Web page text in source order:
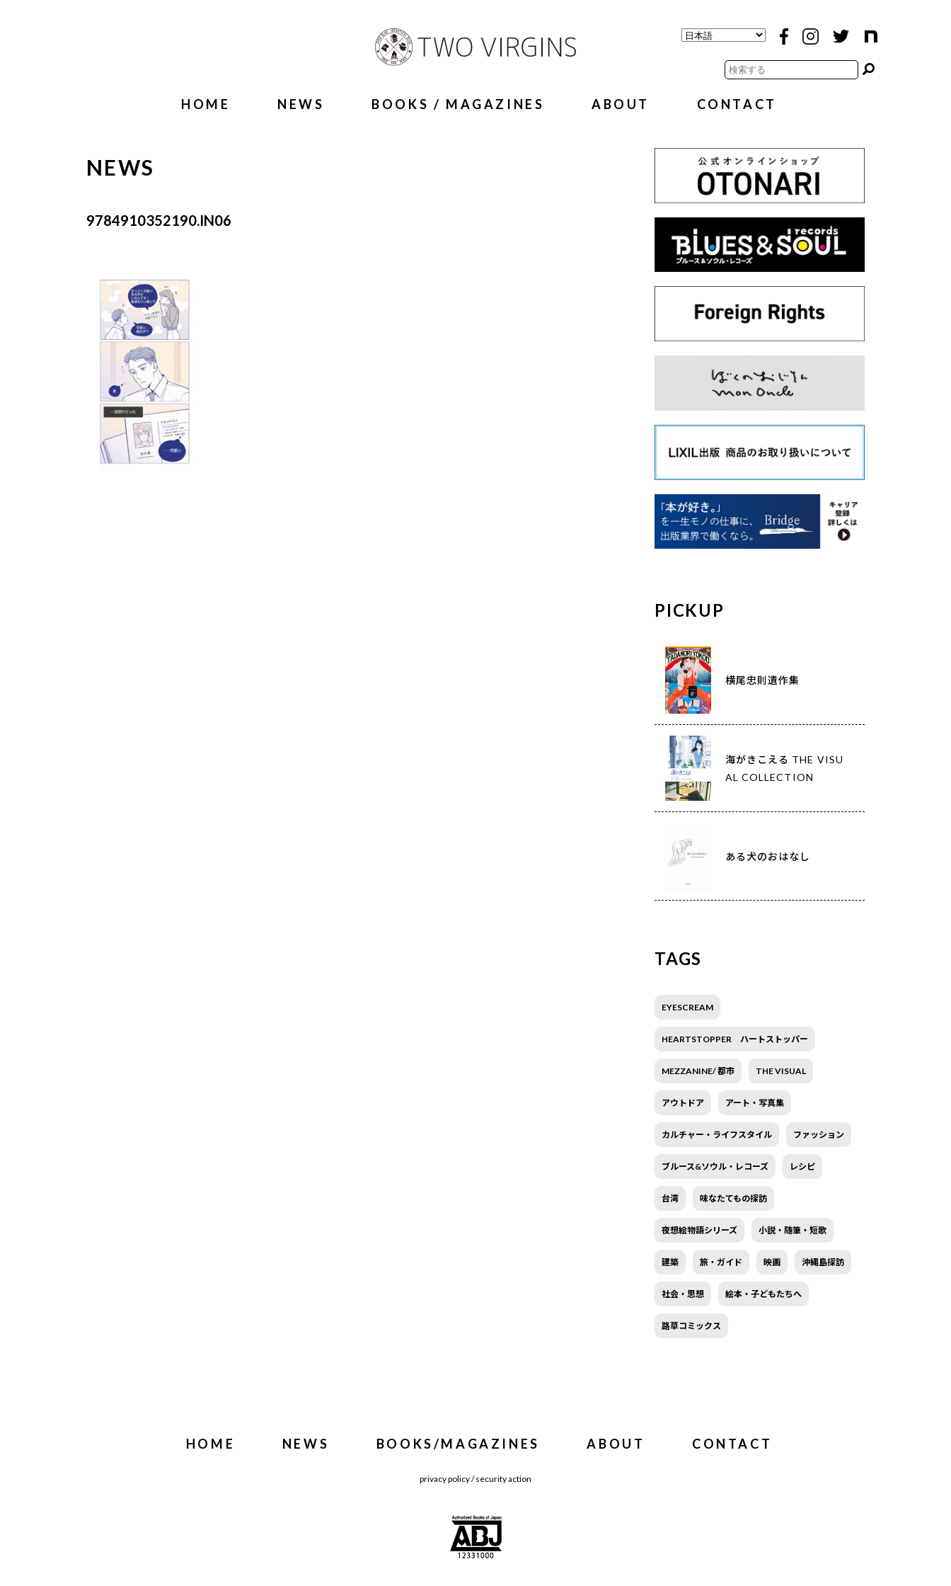
HOME NEWS BOOKS / MAGAZINES ABOUT CONTACT
NEWS
9784910352190.IN06
PICKUP
横尾忠則遺作集
海がきこえる THE VISU
AL COLLECTION
ある犬のおはなし
TAGS
EYESCREAM
HEARTSTOPPER ハートストッパー
MEZZANINE/ 都市 THE VISUAL
アウトドア アート・写真集
カルチャー・ライフスタイル ファッション
ブルース&ソウル・レコーズ レシピ
台湾 味なたてもの探訪
夜想絵物語シリーズ 小説・随筆・短歌
建築 旅・ガイド 映画 沖縄島探訪
社会・思想 絵本・子どもたちへ
路草コミックス
HOME NEWS BOOKS/MAGAZINES ABOUT CONTACT
privacy policy/security action